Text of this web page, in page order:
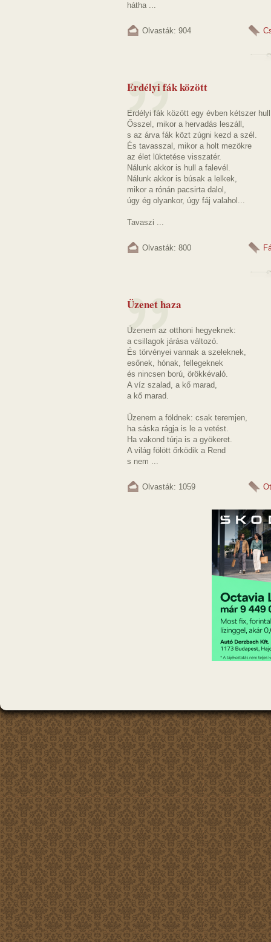
hátha ...
Olvasták: 904
Erdélyi fák között
Erdélyi fák között egy évben kétszer
Ősszel, mikor a hervadás leszáll,
s az árva fák közt zúgni kezd a szél.
És tavasszal, mikor a holt mezökre
az élet lüktetése visszatér.
Nálunk akkor is hull a falevél.
Nálunk akkor is búsak a lelkek,
mikor a rónán pacsirta dalol,
úgy ég olyankor, úgy fáj valahol...
Tavaszi ...
Olvasták: 800
Üzenet haza
Üzenem az otthoni hegyeknek:
a csillagok járása változó.
És törvényei vannak a szeleknek,
esőnek, hónak, fellegeknek
és nincsen ború, örökkévaló.
A víz szalad, a kő marad,
a kő marad.
Üzenem a földnek: csak teremjen,
ha sáska rágja is le a vetést.
Ha vakond túrja is a gyökeret.
A világ fölött őrködik a Rend
s nem ...
Olvasták: 1059